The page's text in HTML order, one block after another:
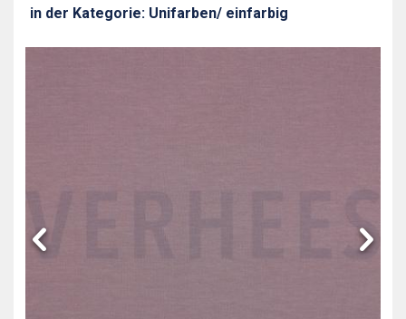
in der Kategorie: Unifarben/ einfarbig